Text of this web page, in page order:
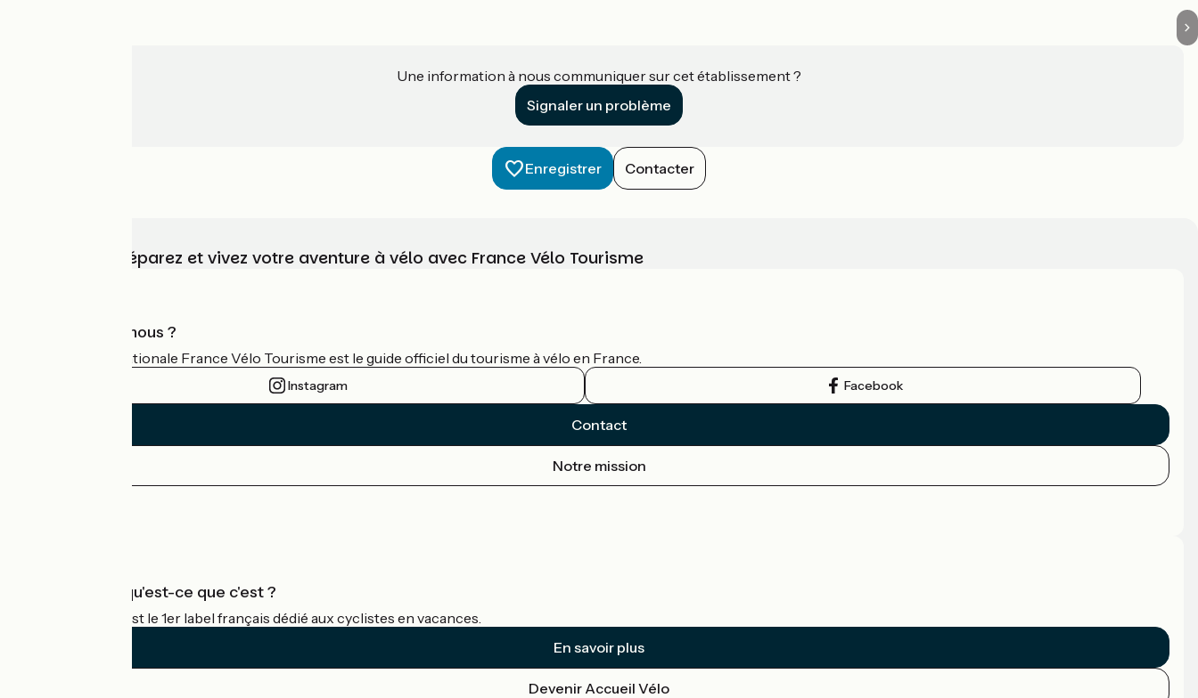
Une information à nous communiquer sur cet établissement ?
Signaler un problème
Enregistrer Contacter
Choisissez, préparez et vivez votre aventure à vélo avec France Vélo Tourisme
Qui sommes-nous ?
L'association nationale France Vélo Tourisme est le guide officiel du tourisme à vélo en France.
Instagram Facebook
Contact
Notre mission
Accueil Vélo qu'est-ce que c'est ?
Accueil Vélo c'est le 1er label français dédié aux cyclistes en vacances.
En savoir plus
Devenir Accueil Vélo